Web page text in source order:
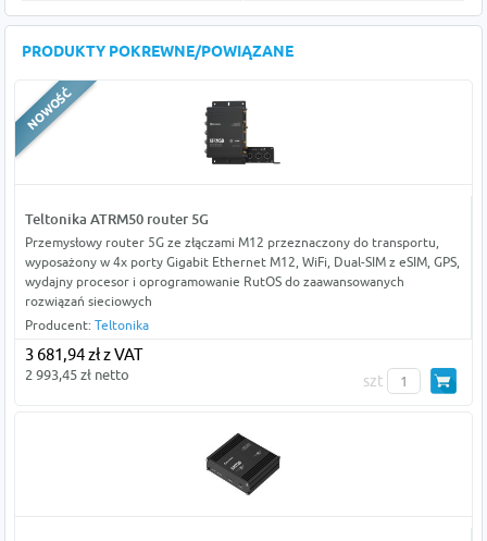
PRODUKTY POKREWNE/POWIĄZANE
Teltonika ATRM50 router 5G
Przemysłowy router 5G ze złączami M12 przeznaczony do transportu,
wyposażony w 4x porty Gigabit Ethernet M12, WiFi, Dual-SIM z eSIM, GPS,
wydajny procesor i oprogramowanie RutOS do zaawansowanych
rozwiązań sieciowych
Producent: Teltonika
3 681,94 zł z VAT
2 993,45 zł netto szt